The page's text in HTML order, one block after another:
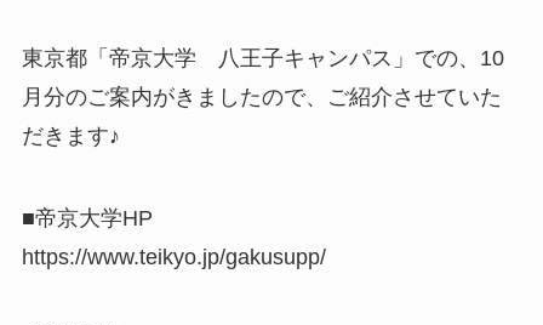
東京都「帝京大学 八王子キャンパス」での、10
月分のご案内がきましたので、ご紹介させていた
だきます♪
■帝京大学HP
https://www.teikyo.jp/gakusupp/